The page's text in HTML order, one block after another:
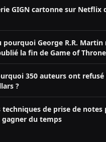
GIGN cartonne sur Netflix
George R.R. Martin
la fin de Game of
350 auteurs ont
?
techniques de prise de notes
du temps